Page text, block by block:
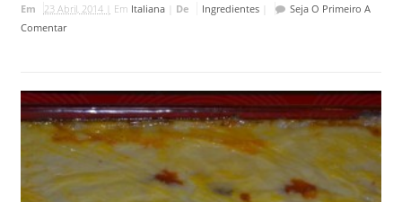
Em 23 Abril, 2014 | Em Italiana| De Ingredientes|
Seja O Primeiro A
Comentar